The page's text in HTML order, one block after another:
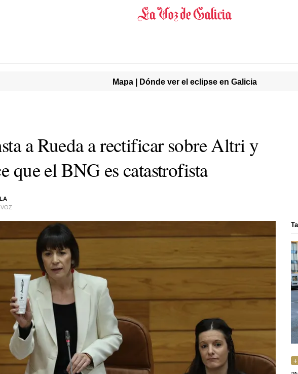
Mapa | Dónde ver el eclipse en Galicia
a Rueda a rectificar sobre Altri y
que el BNG es catastrofista